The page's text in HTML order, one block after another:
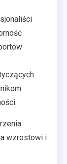
wzrostowi i